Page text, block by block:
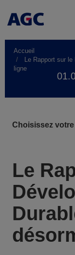
Accueil
Le Rapport sur
ligne
Choisissez
Le